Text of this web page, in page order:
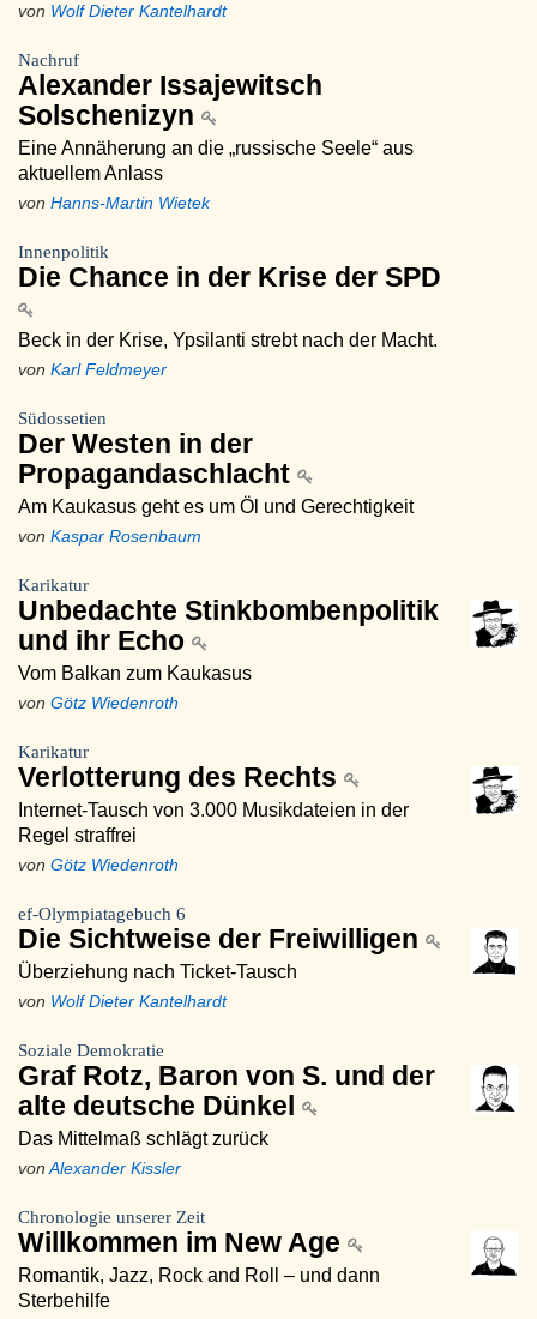
von Wolf Dieter Kantelhardt
Nachruf
Alexander Issajewitsch
Solschenizyn
Eine Annäherung an die „russische Seele“ aus
aktuellem Anlass
von Hanns-Martin Wietek
Innenpolitik
Die Chance in der Krise der SPD
Beck in der Krise, Ypsilanti strebt nach der Macht.
von Karl Feldmeyer
Südossetien
Der Westen in der
Propagandaschlacht
Am Kaukasus geht es um Öl und Gerechtigkeit
von Kaspar Rosenbaum
Karikatur
Unbedachte Stinkbombenpolitik
und ihr Echo
Vom Balkan zum Kaukasus
von Götz Wiedenroth
Karikatur
Verlotterung des Rechts
Internet-Tausch von 3.000 Musikdateien in der
Regel straffrei
von Götz Wiedenroth
ef-Olympiatagebuch 6
Die Sichtweise der Freiwilligen
Überziehung nach Ticket-Tausch
von Wolf Dieter Kantelhardt
Soziale Demokratie
Graf Rotz, Baron von S. und der
alte deutsche Dünkel
Das Mittelmaß schlägt zurück
von Alexander Kissler
Chronologie unserer Zeit
Willkommen im New Age
Romantik, Jazz, Rock and Roll – und dann
Sterbehilfe